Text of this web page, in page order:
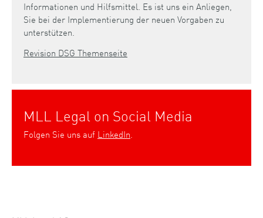
Informationen und Hilfsmittel. Es ist uns ein Anliegen,
Sie bei der Implementierung der neuen Vorgaben zu
unterstützen.
Revision DSG Themenseite
MLL Legal on Social Media
Folgen Sie uns auf LinkedIn.